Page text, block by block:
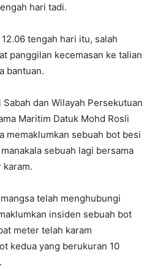
hari tadi.
tengah hari itu, salah
panggilan kecemasan ke talian
bantuan.
dan Wilayah Persekutuan
Maritim Datuk Mohd Rosli
memaklumkan sebuah bot besi
sebuah lagi bersama
telah menghubungi
insiden sebuah bot
meter telah karam
kedua yang berukuran 10